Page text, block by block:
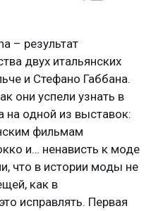
– результат
двух итальянских
и Стефано Габбана.
они успели узнать в
одной из выставок:
фильмам
и… ненависть к моде
что в истории моды не
как в
исправлять. Первая